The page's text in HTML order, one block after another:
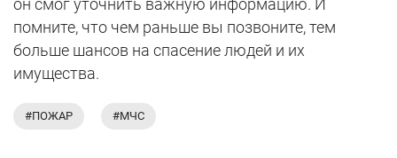
он смог уточнить важную информацию. И
помните, что чем раньше вы позвоните, тем
больше шансов на спасение людей и их
имущества.
#ПОЖАР #МЧС